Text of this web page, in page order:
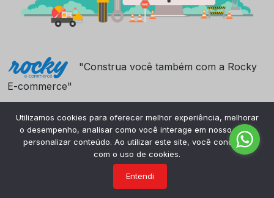
"Construa você também com a Rocky
E-commerce"
Utilizamos cookies para oferecer melhor experiência, melhorar
o desempenho, analisar como você interage em nosso site e
personalizar conteúdo. Ao utilizar este site, você concorda
com o uso de cookies.
Entendi